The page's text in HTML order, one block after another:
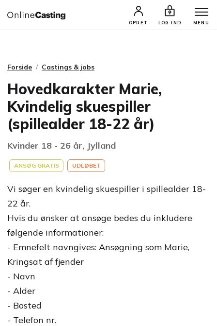
OPRET LOG IND MENU
CASTINGS & JOBS SØG PROFIL
Forside Castings & jobs
Hovedkarakter Marie,
Kvindelig skuespiller
(spillealder 18-22 år)
Kvinder 18 - 26 år, Jylland
ANSØG GRATIS UDLØBET
Vi søger en kvindelig skuespiller i spillealder 18-
22 år.
Hvis du ønsker at ansøge bedes du inkludere
følgende informationer:
- Emnefelt navngives: Ansøgning som Marie,
Kringsat af fjender
- Navn
- Alder
- Bosted
- Telefon nr.